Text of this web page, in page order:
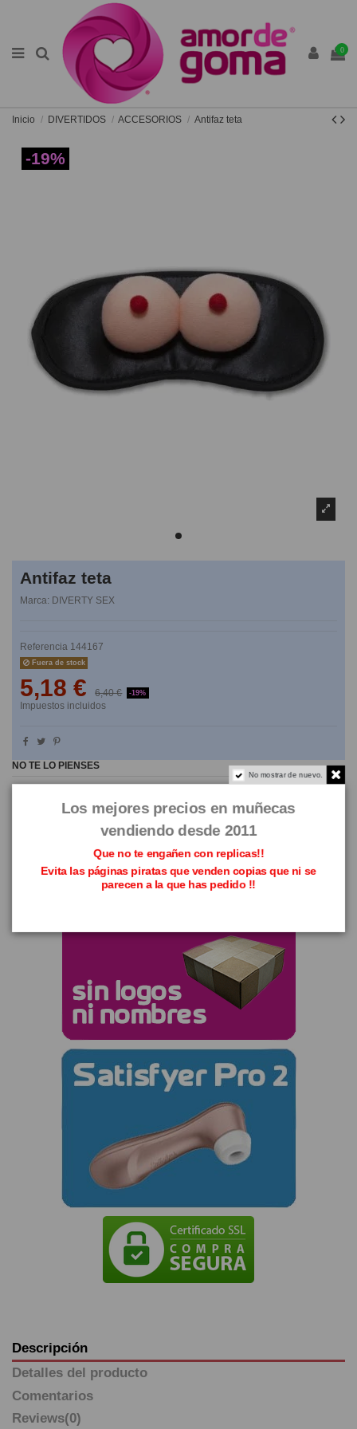
0
Inicio DIVERTIDOS ACCESORIOS Antifaz teta
-19%
Antifaz teta
Marca: DIVERTY SEX
Referencia 144167
Fuera de stock
5,18 € 6,40 € -19%
Impuestos incluidos
NO TE LO PIENSES
Descripción
Detalles del producto
Comentarios
Reviews(0)
No mostrar de nuevo.
Los mejores precios en muñecas
vendiendo desde 2011
Que no te engañen con replicas!!
Evita las páginas piratas que venden copias que ni se
parecen a la que has pedido !!